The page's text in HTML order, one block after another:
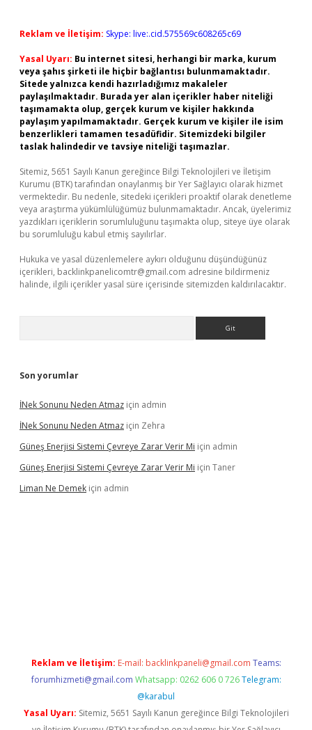
Reklam ve İletişim: Skype: live:.cid.575569c608265c69
Yasal Uyarı: Bu internet sitesi, herhangi bir marka, kurum
veya şahıs şirketi ile hiçbir bağlantısı bulunmamaktadır.
Sitede yalnızca kendi hazırladığımız makaleler
paylaşılmaktadır. Burada yer alan içerikler haber niteliği
taşımamakta olup, gerçek kurum ve kişiler hakkında
paylaşım yapılmamaktadır. Gerçek kurum ve kişiler ile isim
benzerlikleri tamamen tesadüfidir. Sitemizdeki bilgiler
taslak halindedir ve tavsiye niteliği taşımazlar.
Sitemiz, 5651 Sayılı Kanun gereğince Bilgi Teknolojileri ve İletişim
Kurumu (BTK) tarafından onaylanmış bir Yer Sağlayıcı olarak hizmet
vermektedir. Bu nedenle, sitedeki içerikleri proaktif olarak denetleme
veya araştırma yükümlülüğümüz bulunmamaktadır. Ancak, üyelerimiz
yazdıkları içeriklerin sorumluluğunu taşımakta olup, siteye üye olarak
bu sorumluluğu kabul etmiş sayılırlar.
Hukuka ve yasal düzenlemelere aykırı olduğunu düşündüğünüz
içerikleri, backlinkpanelicomtr@gmail.com adresine bildirmeniz
halinde, ilgili içerikler yasal süre içerisinde sitemizden kaldırılacaktır.
Son yorumlar
İNek Sonunu Neden Atmaz için admin
İNek Sonunu Neden Atmaz için Zehra
Güneş Enerjisi Sistemi Çevreye Zarar Verir Mi için admin
Güneş Enerjisi Sistemi Çevreye Zarar Verir Mi için Taner
Liman Ne Demek için admin
Reklam ve İletişim: E-mail: backlinkpaneli@gmail.com Teams:
forumhizmeti@gmail.com Whatsapp: 0262 606 0 726 Telegram:
@karabul
Yasal Uyarı: Sitemiz, 5651 Sayılı Kanun gereğince Bilgi Teknolojileri